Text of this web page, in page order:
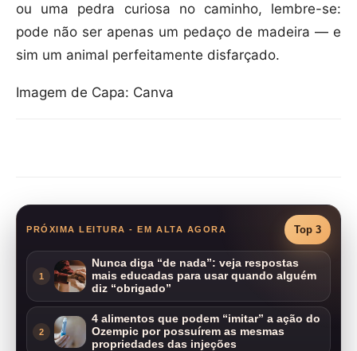
ou uma pedra curiosa no caminho, lembre-se:
pode não ser apenas um pedaço de madeira — e
sim um animal perfeitamente disfarçado.
Imagem de Capa: Canva
PRÓXIMA LEITURA - EM ALTA AGORA Top 3
1
Nunca diga “de nada”: veja respostas
mais educadas para usar quando alguém
diz “obrigado”
2
4 alimentos que podem “imitar” a ação do
Ozempic por possuírem as mesmas
propriedades das injeções